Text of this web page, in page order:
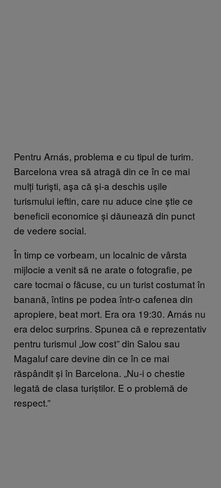
Pentru Arnás, problema e cu tipul de turim.
Barcelona vrea să atragă din ce în ce mai
mulți turişti, aşa că și-a deschis ușile
turismului ieftin, care nu aduce cine știe ce
beneficii economice și dăunează din punct
de vedere social.
În timp ce vorbeam, un localnic de vârsta
mijlocie a venit să ne arate o fotografie, pe
care tocmai o făcuse, cu un turist costumat în
banană, întins pe podea într-o cafenea din
apropiere, beat mort. Era ora 19:30. Arnás nu
era deloc surprins. Spunea că e reprezentativ
pentru turismul „low cost” din Salou sau
Magaluf care devine din ce în ce mai
răspândit și în Barcelona. „Nu-i o chestie
legată de clasa turiștilor. E o problemă de
respect.”